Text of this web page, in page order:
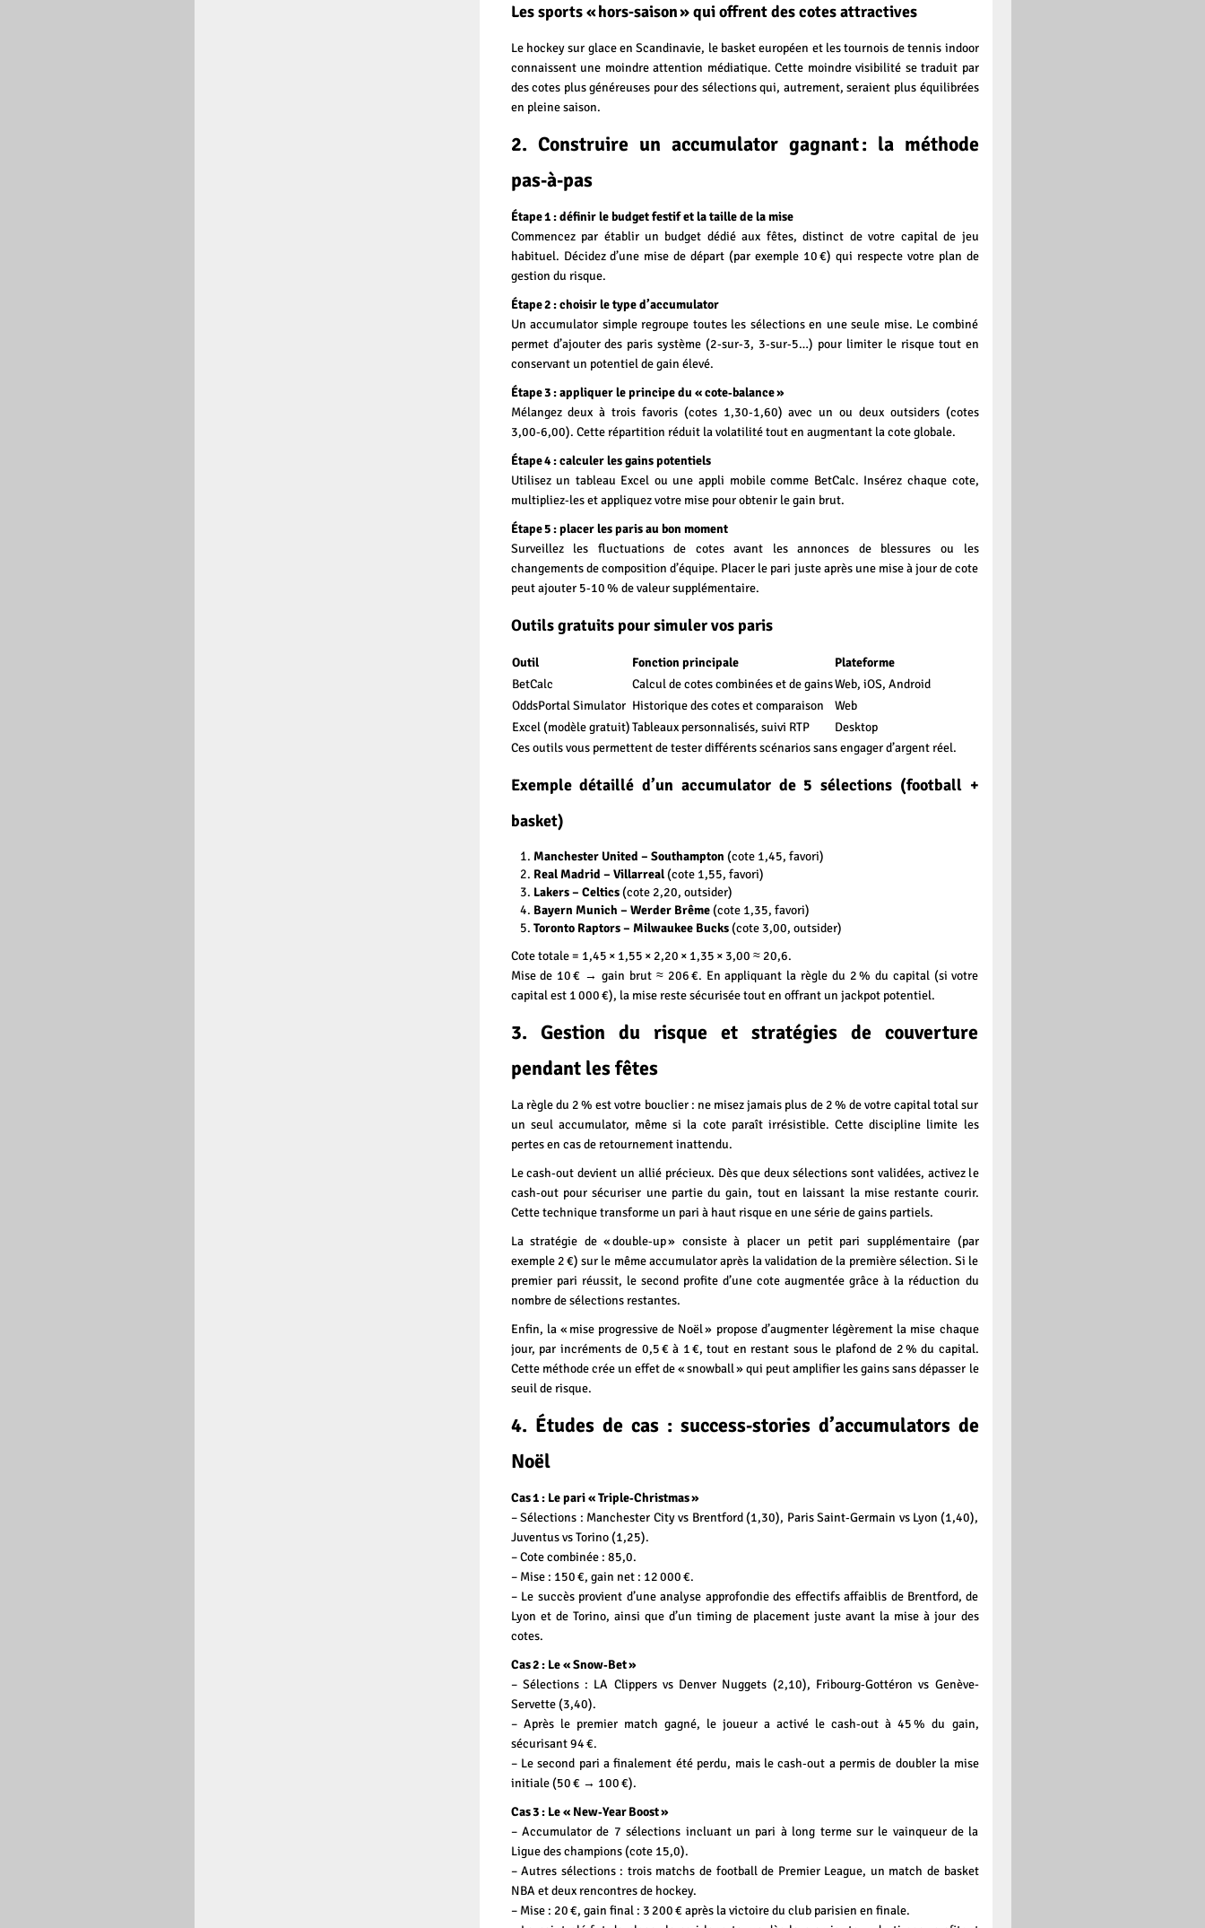
Les sports « hors‑saison » qui offrent des cotes attractives
Le hockey sur glace en Scandinavie, le basket européen et les tournois de tennis indoor
connaissent une moindre attention médiatique. Cette moindre visibilité se traduit par
des cotes plus généreuses pour des sélections qui, autrement, seraient plus équilibrées
en pleine saison.
2. Construire un accumulator gagnant : la méthode
pas‑à‑pas
Étape 1 : définir le budget festif et la taille de la mise
Commencez par établir un budget dédié aux fêtes, distinct de votre capital de jeu
habituel. Décidez d’une mise de départ (par exemple 10 €) qui respecte votre plan de
gestion du risque.
Étape 2 : choisir le type d’accumulator
Un accumulator simple regroupe toutes les sélections en une seule mise. Le combiné
permet d’ajouter des paris système (2‑sur‑3, 3‑sur‑5…) pour limiter le risque tout en
conservant un potentiel de gain élevé.
Étape 3 : appliquer le principe du « cote‑balance »
Mélangez deux à trois favoris (cotes 1,30‑1,60) avec un ou deux outsiders (cotes
3,00‑6,00). Cette répartition réduit la volatilité tout en augmentant la cote globale.
Étape 4 : calculer les gains potentiels
Utilisez un tableau Excel ou une appli mobile comme BetCalc. Insérez chaque cote,
multipliez‑les et appliquez votre mise pour obtenir le gain brut.
Étape 5 : placer les paris au bon moment
Surveillez les fluctuations de cotes avant les annonces de blessures ou les
changements de composition d’équipe. Placer le pari juste après une mise à jour de cote
peut ajouter 5‑10 % de valeur supplémentaire.
Outils gratuits pour simuler vos paris
Outil Fonction principale
Plateforme
BetCalc
Calcul de cotes combinées et de gainsWeb, iOS, Android
OddsPortal Simulator Historique des cotes et comparaison
Web
Excel (modèle gratuit)Tableaux personnalisés, suivi RTP
Desktop
Ces outils vous permettent de tester différents scénarios sans engager d’argent réel.
Exemple détaillé d’un accumulator de 5 sélections (football +
basket)
Manchester United – Southampton (cote 1,45, favori)
Real Madrid – Villarreal(cote 1,55, favori)
Lakers – Celtics(cote 2,20, outsider)
Bayern Munich – Werder Brême(cote 1,35, favori)
Toronto Raptors – Milwaukee Bucks(cote 3,00, outsider)
Cote totale = 1,45 × 1,55 × 2,20 × 1,35 × 3,00 ≈ 20,6.
Mise de 10 € → gain brut ≈ 206 €. En appliquant la règle du 2 % du capital (si votre
capital est 1 000 €), la mise reste sécurisée tout en offrant un jackpot potentiel.
3. Gestion du risque et stratégies de couverture
pendant les fêtes
La règle du 2 % est votre bouclier : ne misez jamais plus de 2 % de votre capital total sur
un seul accumulator, même si la cote paraît irrésistible. Cette discipline limite les
pertes en cas de retournement inattendu.
Le cash‑out devient un allié précieux. Dès que deux sélections sont validées, activez le
cash‑out pour sécuriser une partie du gain, tout en laissant la mise restante courir.
Cette technique transforme un pari à haut risque en une série de gains partiels.
La stratégie de « double‑up » consiste à placer un petit pari supplémentaire (par
exemple 2 €) sur le même accumulator après la validation de la première sélection. Si le
premier pari réussit, le second profite d’une cote augmentée grâce à la réduction du
nombre de sélections restantes.
Enfin, la « mise progressive de Noël » propose d’augmenter légèrement la mise chaque
jour, par incréments de 0,5 € à 1 €, tout en restant sous le plafond de 2 % du capital.
Cette méthode crée un effet de « snowball » qui peut amplifier les gains sans dépasser le
seuil de risque.
4. Études de cas : success‑stories d’accumulators de
Noël
Cas 1 : Le pari « Triple‑Christmas »
– Sélections : Manchester City vs Brentford (1,30), Paris Saint‑Germain vs Lyon (1,40),
Juventus vs Torino (1,25).
– Cote combinée : 85,0.
– Mise : 150 €, gain net : 12 000 €.
– Le succès provient d’une analyse approfondie des effectifs affaiblis de Brentford, de
Lyon et de Torino, ainsi que d’un timing de placement juste avant la mise à jour des
cotes.
Cas 2 : Le « Snow‑Bet »
– Sélections : LA Clippers vs Denver Nuggets (2,10), Fribourg‑Gottéron vs Genève-
Servette (3,40).
– Après le premier match gagné, le joueur a activé le cash‑out à 45 % du gain,
sécurisant 94 €.
– Le second pari a finalement été perdu, mais le cash‑out a permis de doubler la mise
initiale (50 € → 100 €).
Cas 3 : Le « New‑Year Boost »
– Accumulator de 7 sélections incluant un pari à long terme sur le vainqueur de la
Ligue des champions (cote 15,0).
– Autres sélections : trois matchs de football de Premier League, un match de basket
NBA et deux rencontres de hockey.
– Mise : 20 €, gain final : 3 200 € après la victoire du club parisien en finale.